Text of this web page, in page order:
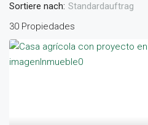
30 Propiedades
Sortiere nach: Standardauftrag